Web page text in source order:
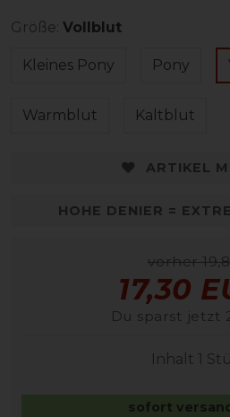
Größe: Vollblut
Kleines Pony Pony
Warmblut Kaltblut
ARTIKEL
HOHE DENIER =
vorher
17,30
Du sparst jetzt
Inhalt 1
sofort